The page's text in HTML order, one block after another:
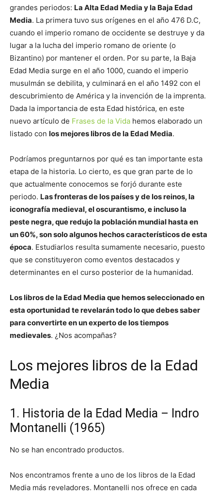
grandes periodos: La Alta Edad Media y la Baja Edad
Media. La primera tuvo sus orígenes en el año 476 D.C,
cuando el imperio romano de occidente se destruye y da
lugar a la lucha del imperio romano de oriente (o
Bizantino) por mantener el orden. Por su parte, la Baja
Edad Media surge en el año 1000, cuando el imperio
musulmán se debilita, y culminará en el año 1492 con el
descubrimiento de América y la invención de la imprenta.
Dada la importancia de esta Edad histórica, en este
nuevo artículo de Frases de la Vida hemos elaborado un
listado con los mejores libros de la Edad Media.
Podríamos preguntarnos por qué es tan importante esta
etapa de la historia. Lo cierto, es que gran parte de lo
que actualmente conocemos se forjó durante este
periodo. Las fronteras de los países y de los reinos, la
iconografía medieval, el oscurantismo, e incluso la
peste negra, que redujo la población mundial hasta en
un 60%, son solo algunos hechos característicos de esta
época. Estudiarlos resulta sumamente necesario, puesto
que se constituyeron como eventos destacados y
determinantes en el curso posterior de la humanidad.
Los libros de la Edad Media que hemos seleccionado en
esta oportunidad te revelarán todo lo que debes saber
para convertirte en un experto de los tiempos
medievales. ¿Nos acompañas?
Los mejores libros de la Edad
Media
1. Historia de la Edad Media – Indro
Montanelli (1965)
No se han encontrado productos.
Nos encontramos frente a uno de los libros de la Edad
Media más reveladores. Montanelli nos ofrece en cada